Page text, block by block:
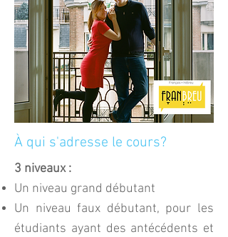
À qui s'adresse le cours?
3 niveaux :
Un niveau grand débutant
Un niveau faux débutant, pour les
étudiants ayant des antécédents et